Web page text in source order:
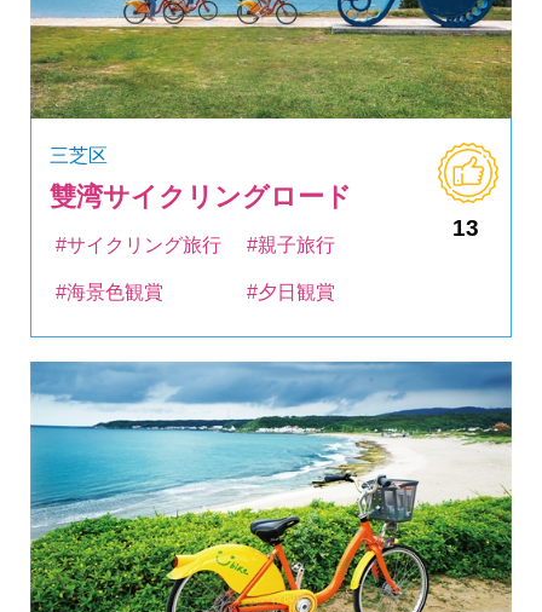
三芝区
雙湾サイクリングロード
13
#サイクリング旅行 #親子旅行
#海景色観賞 #夕日観賞